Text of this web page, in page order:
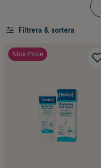
Filtrera & sortera
Nice Price